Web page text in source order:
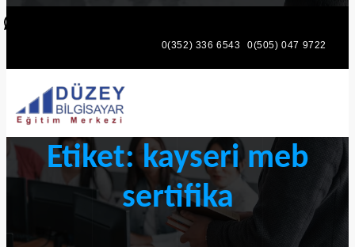
WhatsApp
0(352) 336 6543 0(505) 047 9722
Etiket:kayseri meb
sertifika